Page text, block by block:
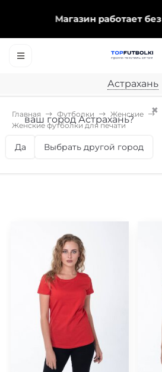
Магазин работает без
Астрахань
✖
ваш город Астрахань?
Да Выбрать другой город
Главная Футболки
Женские
Женские футболки для печати
Женские
печати